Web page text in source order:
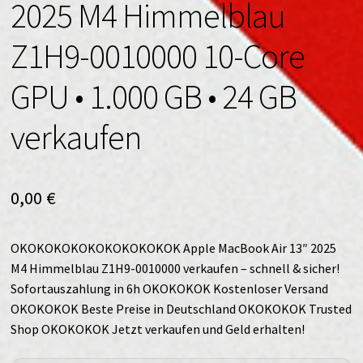
2025 M4 Himmelblau
Z1H9-0010000 10-Core
GPU • 1.000 GB • 24 GB
verkaufen
0,00 €
OKOKOKOKOKOKOKOKOKOK Apple MacBook Air 13″ 2025
M4 Himmelblau Z1H9-0010000 verkaufen – schnell & sicher!
Sofortauszahlung in 6h OKOKOKOK Kostenloser Versand
OKOKOKOK Beste Preise in Deutschland OKOKOKOK Trusted
Shop OKOKOKOK Jetzt verkaufen und Geld erhalten!